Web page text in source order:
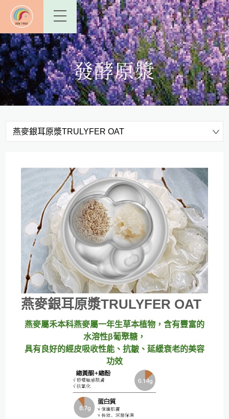
發酵原漿
燕麥銀耳原漿TRULYFER OAT
燕麥銀耳原漿TRULYFER OAT
燕麥屬禾本科燕麥屬一年生草本植物，含有豐富的
水溶性β葡聚糖，
具有良好的經皮吸收性能、抗皺、延緩衰老的美容
功效